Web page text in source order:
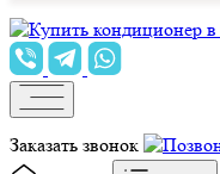
Заказать звонок